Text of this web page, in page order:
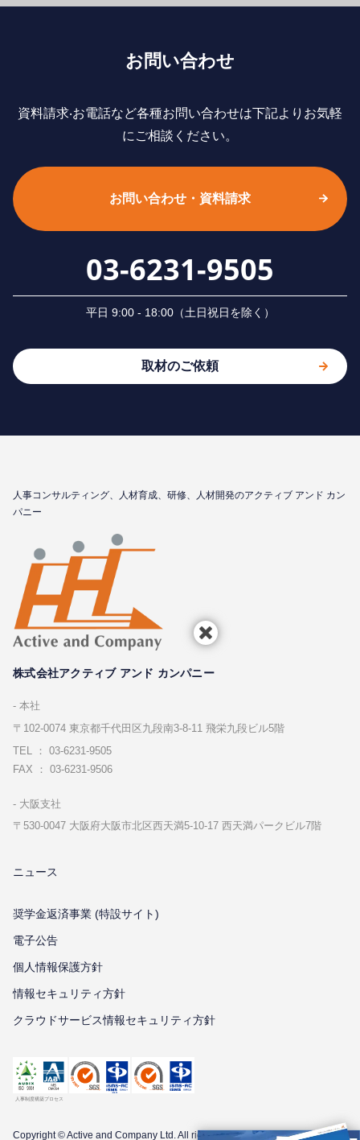
お問い合わせ
資料請求‧お電話など各種お問い合わせは下記よりお気軽
にご相談ください。
お問い合わせ・資料請求
03-6231-9505
平⽇ 9:00 - 18:00（⼟⽇祝⽇を除く）
取材のご依頼
⼈事コンサルティング、⼈材育成、研修、⼈材開発のアクティブ アンド カン
パニー
株式会社アクティブ アンド カンパニー
本社
〒102-0074 東京都千代⽥区九段南3-8-11 飛栄九段ビル5階
TEL ： 03-6231-9505
FAX ： 03-6231-9506
⼤阪⽀社
〒530-0047 ⼤阪府⼤阪市北区⻄天満5-10-17 ⻄天満パークビル7階
ニュース
奨学金返済事業 (特設サイト)
電子公告
個⼈情報保護⽅針
情報セキュリティ⽅針
クラウドサービス情報セキュリティ方針
Copyright © Active and Company Ltd. All rights